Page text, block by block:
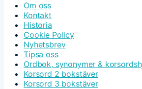
Om oss
Kontakt
Historia
Cookie Policy
Nyhetsbrev
Tipsa oss
Ordbok, synonymer &
Korsord 2 bokstäver
Korsord 3 bokstäver